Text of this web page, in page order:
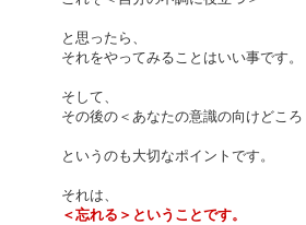
と思ったら、
それをやってみることはいい事です。
そして、
その後の＜あなたの意識の向けどころ
というのも大切なポイントです。
それは、
＜忘れる＞ということです。